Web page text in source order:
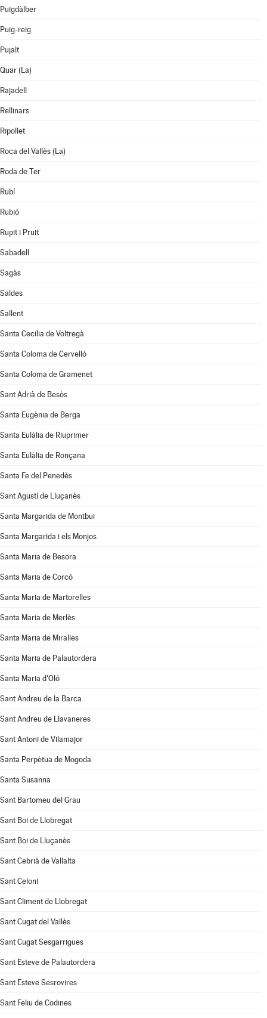
Puigdàlber
Puig-reig
Pujalt
Quar (La)
Rajadell
Rellinars
Ripollet
Roca del Vallès (La)
Roda de Ter
Rubí
Rubió
Rupit i Pruit
Sabadell
Sagàs
Saldes
Sallent
Santa Cecília de Voltregà
Santa Coloma de Cervelló
Santa Coloma de Gramenet
Sant Adrià de Besòs
Santa Eugènia de Berga
Santa Eulàlia de Riuprimer
Santa Eulàlia de Ronçana
Santa Fe del Penedès
Sant Agustí de Lluçanès
Santa Margarida de Montbui
Santa Margarida i els Monjos
Santa Maria de Besora
Santa Maria de Corcó
Santa Maria de Martorelles
Santa Maria de Merlès
Santa Maria de Miralles
Santa Maria de Palautordera
Santa Maria d'Oló
Sant Andreu de la Barca
Sant Andreu de Llavaneres
Sant Antoni de Vilamajor
Santa Perpètua de Mogoda
Santa Susanna
Sant Bartomeu del Grau
Sant Boi de Llobregat
Sant Boi de Lluçanès
Sant Cebrià de Vallalta
Sant Celoni
Sant Climent de Llobregat
Sant Cugat del Vallès
Sant Cugat Sesgarrigues
Sant Esteve de Palautordera
Sant Esteve Sesrovires
Sant Feliu de Codines